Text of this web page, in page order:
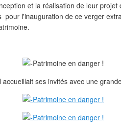
et la réalisation de leur
pour l'inauguration de ce verger
accueillait ses invités avec une